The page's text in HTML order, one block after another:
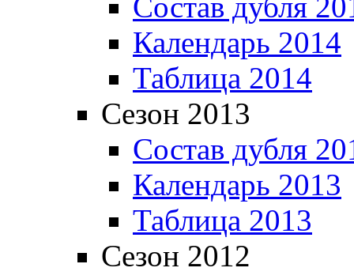
Календарь 2014
Таблица 2014
Сезон 2013
Состав дубля
Календарь 2013
Таблица 2013
Сезон 2012